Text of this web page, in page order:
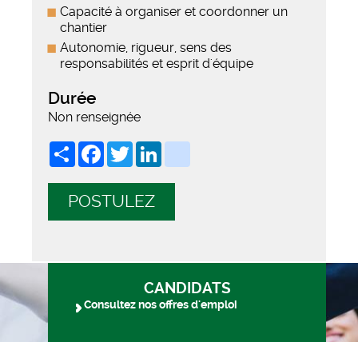
Capacité à organiser et coordonner un
chantier
Autonomie, rigueur, sens des
responsabilités et esprit d'équipe
Durée
Non renseignée
ShareFacebook
TwitterLinkedIn
POSTULEZ
CANDIDATS
Consultez nos offres d'emploi